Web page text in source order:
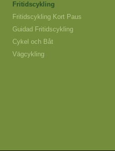
Fritidscykling
Fritidscykling Kort Paus
Guidad Fritidscykling
Cykel och Båt
Vägcykling